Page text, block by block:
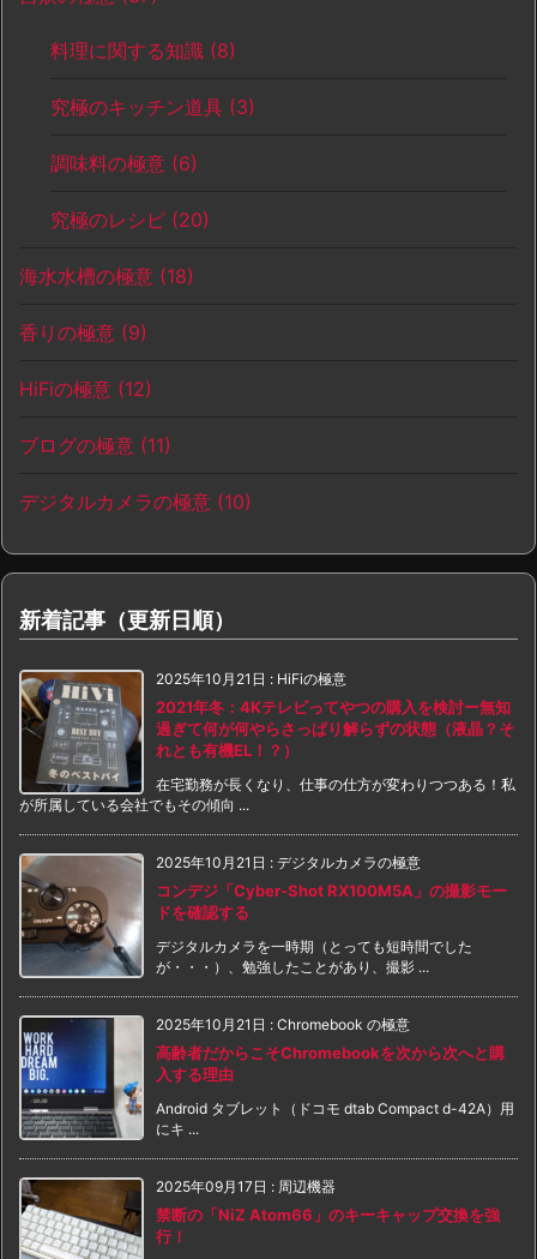
料理に関する知識 (8)
究極のキッチン道具 (3)
調味料の極意 (6)
究極のレシピ (20)
海水水槽の極意 (18)
香りの極意 (9)
HiFiの極意 (12)
ブログの極意 (11)
デジタルカメラの極意 (10)
新着記事（更新日順）
2025年10月21日 : HiFiの極意
2021年冬：4Kテレビってやつの購入を検討ー無知
過ぎて何が何やらさっぱり解らずの状態（液晶？そ
れとも有機EL！？）
在宅勤務が長くなり、仕事の仕方が変わりつつある！私
が所属している会社でもその傾向 ...
2025年10月21日 : デジタルカメラの極意
コンデジ「Cyber-Shot RX100M5A」の撮影モー
ドを確認する
デジタルカメラを一時期（とっても短時間でした
が・・・）、勉強したことがあり、撮影 ...
2025年10月21日 : Chromebook の極意
高齢者だからこそChromebookを次から次へと購
入する理由
Android タブレット（ドコモ dtab Compact d-42A）用
にキ ...
2025年09月17日 : 周辺機器
禁断の「NiZ Atom66」のキーキャップ交換を強
行！